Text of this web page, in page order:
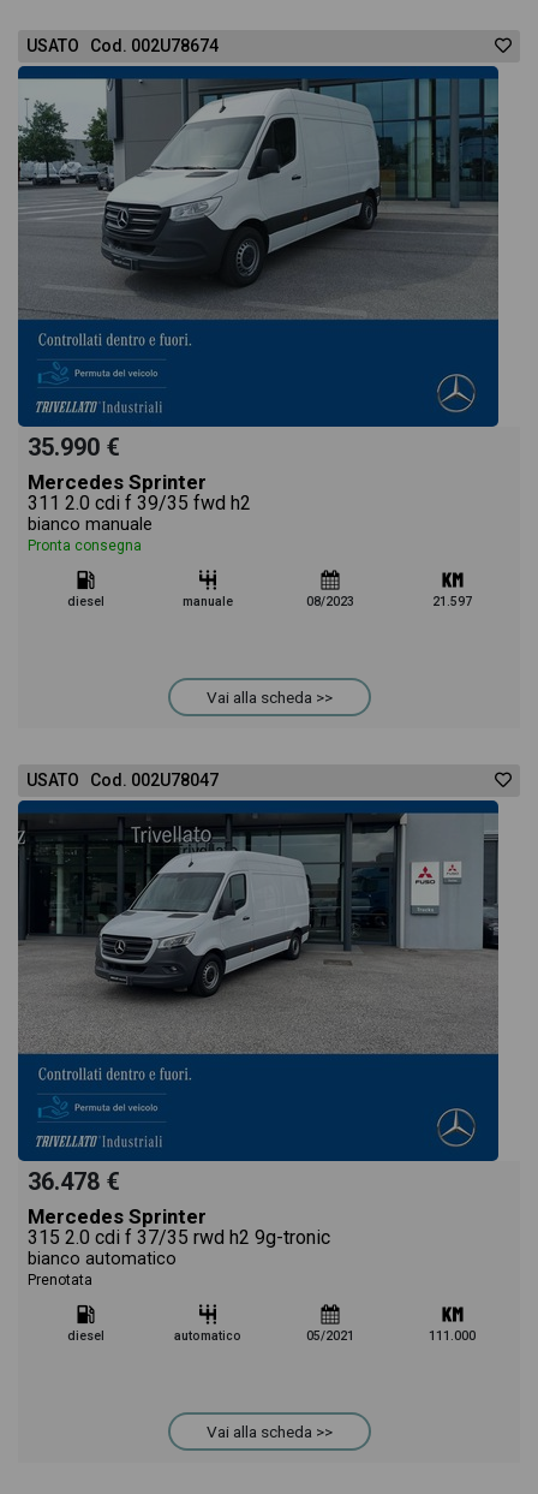
USATO Cod. 002U78674
35.990 €
Mercedes Sprinter
311 2.0 cdi f 39/35 fwd h2
bianco manuale
Pronta consegna
diesel manuale 08/2023 21.597
Vai alla scheda >>
USATO Cod. 002U78047
36.478 €
Mercedes Sprinter
315 2.0 cdi f 37/35 rwd h2 9g-tronic
bianco automatico
Prenotata
diesel automatico 05/2021 111.000
Vai alla scheda >>